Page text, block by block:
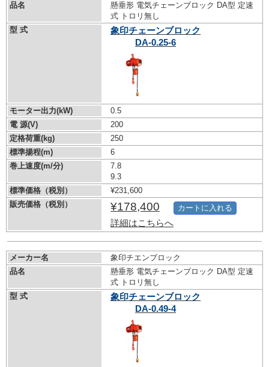
品名
懸垂形 電気チェーンブロック DA型 定速
式 トロリ無し
型 式
象印チェーンブロック
DA-0.25-6
モーター出力(kW)
0.5
電 源(V)
200
定格荷重(kg)
250
標準揚程(m)
6
巻上速度(m/分)
7.8
9.3
標準価格（税別）
¥231,600
販売価格（税別）
¥178,400
詳細はこちらへ
カートに入れる
メーカー名
象印チエンブロック
品名
懸垂形 電気チェーンブロック DA型 定速
式 トロリ無し
型 式
象印チェーンブロック
DA-0.49-4